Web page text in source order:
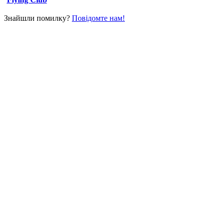
Знайшли помилку? Повідомте нам!